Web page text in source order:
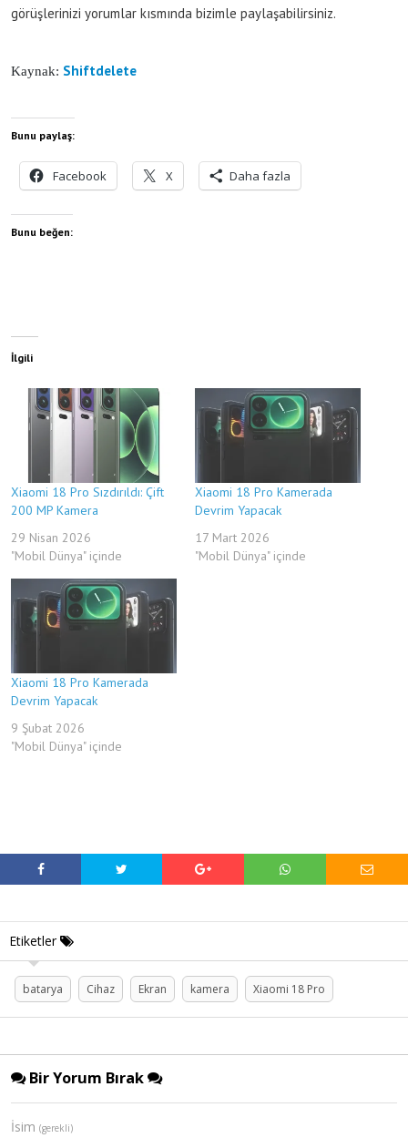
görüşlerinizi yorumlar kısmında bizimle paylaşabilirsiniz.
Kaynak: Shiftdelete
Bunu paylaş:
Facebook X Daha fazla
Bunu beğen:
İlgili
Xiaomi 18 Pro Sızdırıldı: Çift
200 MP Kamera
29 Nisan 2026
"Mobil Dünya" içinde
Xiaomi 18 Pro Kamerada
Devrim Yapacak
17 Mart 2026
"Mobil Dünya" içinde
Xiaomi 18 Pro Kamerada
Devrim Yapacak
9 Şubat 2026
"Mobil Dünya" içinde
Etiketler
batarya Cihaz Ekran kamera Xiaomi 18 Pro
Bir Yorum Bırak
İsim (gerekli)